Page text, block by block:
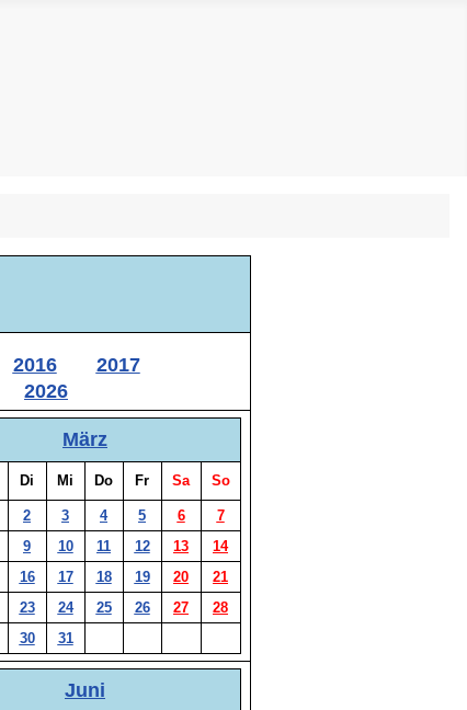
2016
2017
2026
März
Di Mi Do Fr Sa So
2 3 4 5 6
7
9 10 11 12 13
14
16 17 18 19 20
21
23 24 25 26 27
28
30 31
Juni